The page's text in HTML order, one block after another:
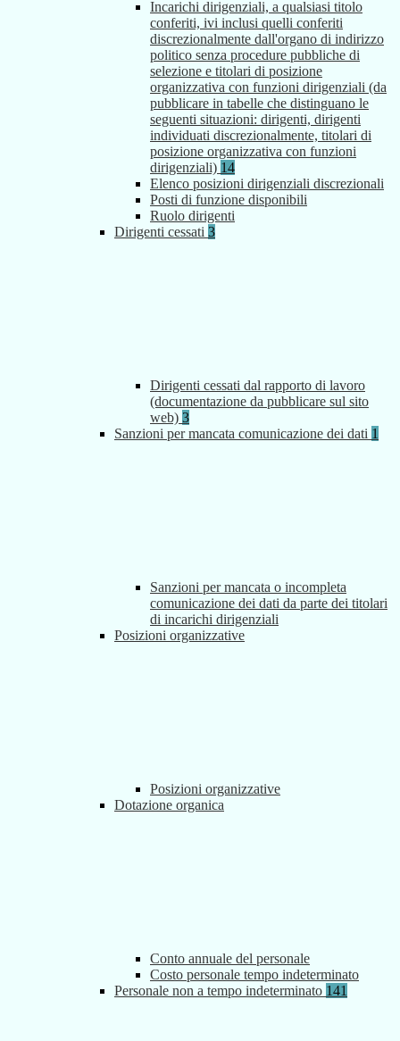
Incarichi dirigenziali, a qualsiasi titolo
conferiti, ivi inclusi quelli conferiti
discrezionalmente dall'organo di indirizzo
politico senza procedure pubbliche di
selezione e titolari di posizione
organizzativa con funzioni dirigenziali (da
pubblicare in tabelle che distinguano le
seguenti situazioni: dirigenti, dirigenti
individuati discrezionalmente, titolari di
posizione organizzativa con funzioni
dirigenziali) 14
Elenco posizioni dirigenziali discrezionali
Posti di funzione disponibili
Ruolo dirigenti
Dirigenti cessati 3
Dirigenti cessati dal rapporto di lavoro
(documentazione da pubblicare sul sito
web) 3
Sanzioni per mancata comunicazione dei dati 1
Sanzioni per mancata o incompleta
comunicazione dei dati da parte dei titolari
di incarichi dirigenziali
Posizioni organizzative
Posizioni organizzative
Dotazione organica
Conto annuale del personale
Costo personale tempo indeterminato
Personale non a tempo indeterminato 141